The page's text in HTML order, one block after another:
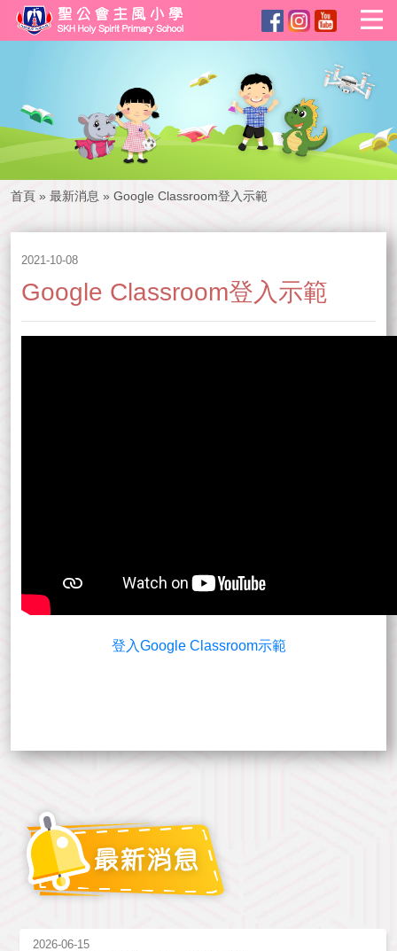
首頁 » 最新消息 » Google Classroom登入示範
2021-10-08
Google Classroom登入示範
登入Google Classroom示範
2026-06-15